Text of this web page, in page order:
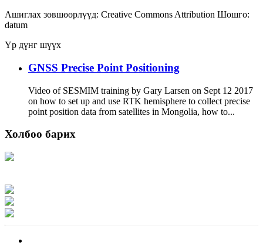
Ашиглах зөвшөөрлүүд: Creative Commons Attribution Шошго:
datum
Үр дүнг шүүх
GNSS Precise Point Positioning
Video of SESMIM training by Gary Larsen on Sept 12 2017
on how to set up and use RTK hemisphere to collect precise
point position data from satellites in Mongolia, how to...
Холбоо барих